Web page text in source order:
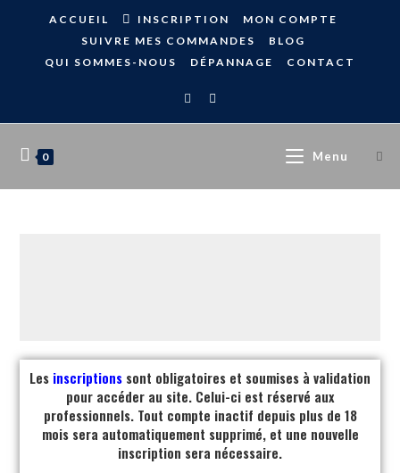
ACCUEIL INSCRIPTION
MON COMPTE
SUIVRE MES COMMANDES
BLOG
QUI SOMMES-NOUS
DÉPANNAGE CONTACT
0 Menu
Les inscriptions sont obligatoires et soumises à validation
pour accéder au site. Celui-ci est réservé aux
professionnels. Tout compte inactif depuis plus de 18
mois sera automatiquement supprimé, et une nouvelle
inscription sera nécessaire.